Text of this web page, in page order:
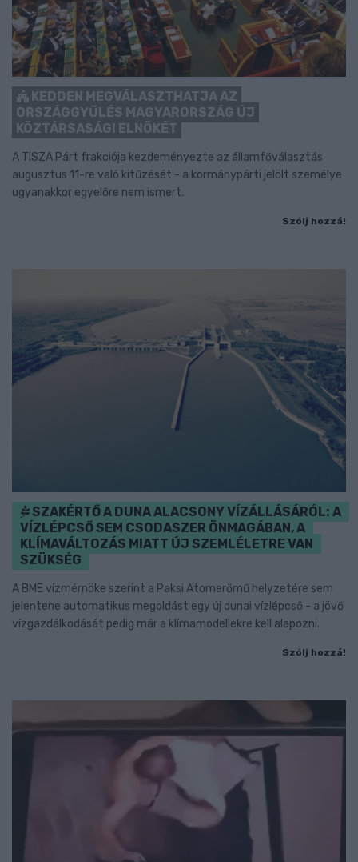
KEDDEN MEGVÁLASZTHATJA AZ
ORSZÁGGYŰLÉS MAGYARORSZÁG ÚJ
KÖZTÁRSASÁGI ELNÖKÉT
A TISZA Párt frakciója kezdeményezte az államfőválasztás
augusztus 11-re való kitűzését - a kormánypárti jelölt személye
ugyanakkor egyelőre nem ismert.
Szólj hozzá!
SZAKÉRTŐ A DUNA ALACSONY VÍZÁLLÁSÁRÓL: A
VÍZLÉPCSŐ SEM CSODASZER ÖNMAGÁBAN, A
KLÍMAVÁLTOZÁS MIATT ÚJ SZEMLÉLETRE VAN
SZÜKSÉG
A BME vízmérnöke szerint a Paksi Atomerőmű helyzetére sem
jelentene automatikus megoldást egy új dunai vízlépcső - a jövő
vízgazdálkodását pedig már a klímamodellekre kell alapozni.
Szólj hozzá!